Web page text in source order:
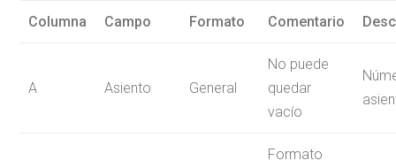
Columna Campo Formato Comentario
A Asiento General
No puede
quedar
vacío
Formato